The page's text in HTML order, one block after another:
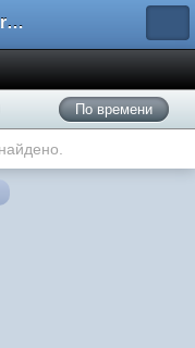
Форум - RusCircus.ru
По времени